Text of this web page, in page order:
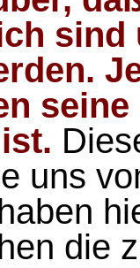
sind
uns
die